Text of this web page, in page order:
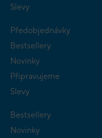
Slevy
Předobjednávky
Bestsellery
Novinky
Připravujeme
Slevy
Bestsellery
Novinky